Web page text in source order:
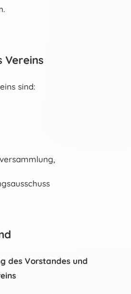
Vereins
sind:
des Vorstandes und